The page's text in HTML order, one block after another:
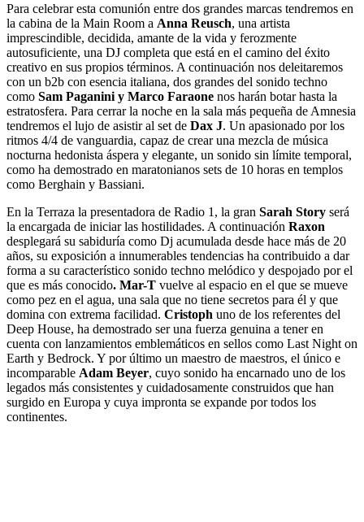
Para celebrar esta comunión entre dos grandes marcas tendremos en
la cabina de la Main Room a Anna Reusch, una artista
imprescindible, decidida, amante de la vida y ferozmente
autosuficiente, una DJ completa que está en el camino del éxito
creativo en sus propios términos. A continuación nos deleitaremos
con un b2b con esencia italiana, dos grandes del sonido techno
como Sam Paganini y Marco Faraone nos harán botar hasta la
estratosfera. Para cerrar la noche en la sala más pequeña de Amnesia
tendremos el lujo de asistir al set de Dax J. Un apasionado por los
ritmos 4/4 de vanguardia, capaz de crear una mezcla de música
nocturna hedonista áspera y elegante, un sonido sin límite temporal,
como ha demostrado en maratonianos sets de 10 horas en templos
como Berghain y Bassiani.
En la Terraza la presentadora de Radio 1, la gran Sarah Story será
la encargada de iniciar las hostilidades. A continuación Raxon
desplegará su sabiduría como Dj acumulada desde hace más de 20
años, su exposición a innumerables tendencias ha contribuido a dar
forma a su característico sonido techno melódico y despojado por el
que es más conocido. Mar-T vuelve al espacio en el que se mueve
como pez en el agua, una sala que no tiene secretos para él y que
domina con extrema facilidad. Cristoph uno de los referentes del
Deep House, ha demostrado ser una fuerza genuina a tener en
cuenta con lanzamientos emblemáticos en sellos como Last Night on
Earth y Bedrock. Y por último un maestro de maestros, el único e
incomparable Adam Beyer, cuyo sonido ha encarnado uno de los
legados más consistentes y cuidadosamente construidos que han
surgido en Europa y cuya impronta se expande por todos los
continentes.